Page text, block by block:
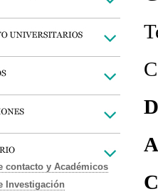
contacto y Académicos
Investigación